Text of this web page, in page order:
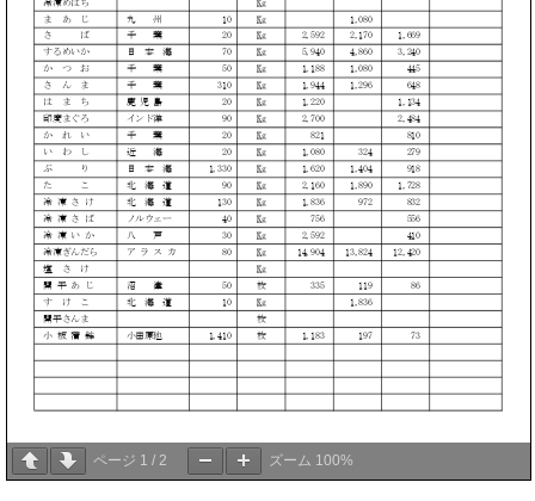
ページ 1 / 2 ズーム 100%